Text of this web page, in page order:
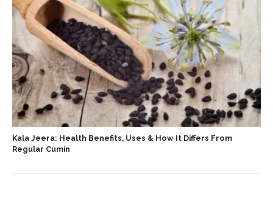
Kala Jeera: Health Benefits, Uses & How It Differs From
Regular Cumin